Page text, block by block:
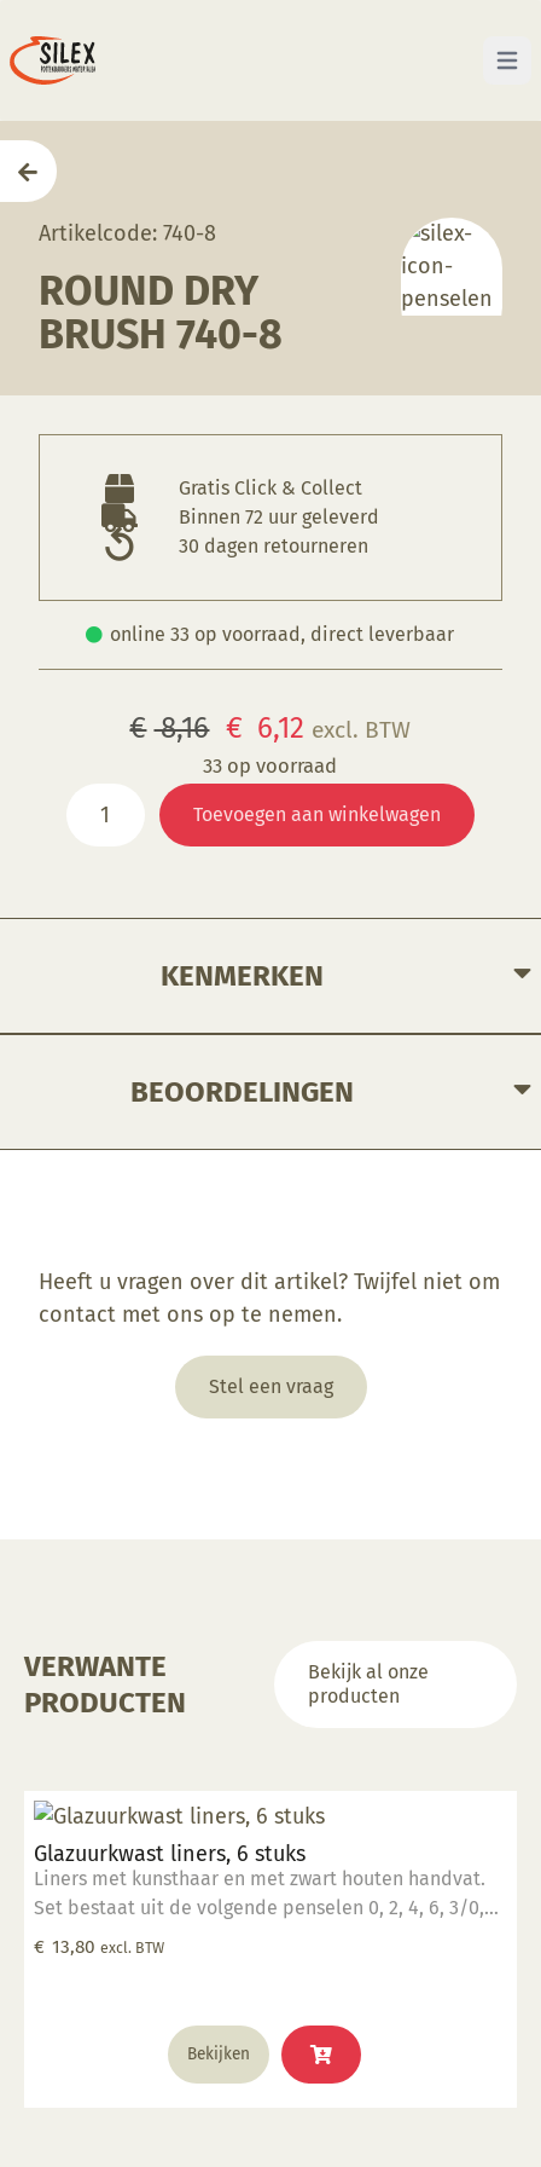
Open
Artikelcode: 740-8
ROUND DRY
BRUSH 740-8
Gratis Click & Collect
Binnen 72 uur geleverd
30 dagen retourneren
online 33 op voorraad, direct leverbaar
€ 8,16 Oorspronkelijke
prijs
was:
€ 8,16.
€ 6,12 Huidige
prijs
is:
€ 6,12.
excl. BTW
33 op voorraad
8
Toevoegen aan winkelwagen
KENMERKEN
BEOORDELINGEN
Heeft u vragen over dit artikel? Twijfel niet om
contact met ons op te nemen.
Stel een vraag
VERWANTE
PRODUCTEN
Bekijk al onze
producten
Glazuurkwast liners, 6 stuks
Liners met kunsthaar en met zwart houten handvat.
Set bestaat uit de volgende penselen 0, 2, 4, 6, 3/0,
5/0.
€ 13,80 excl. BTW
Bekijken